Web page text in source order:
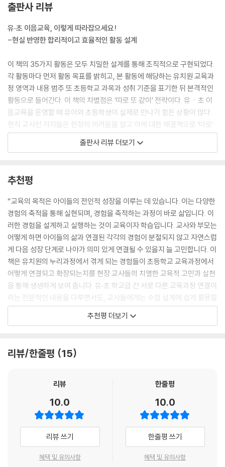
의사소통의 기본이 되는 듣기와 말하기부터, 말놀이, 숫자 인식과 도형, 비
교하기와 규칙성까지, 문해력과 수리력 발달을 돕는 재미있는 활동을 담았
습니다.
2. 마음속에 하나씩, 용기 마이크
3. 안녕, 책상 속 친구들
4. ㄱㄴㄷ 수집가
5. 말놀이 사냥꾼
6. 숫자 숨바꼭질
7. 모양으로 만든 세상
8. 알쏭달쏭 비교 놀이터
신을 소중히 여기고 다른 사람과 더불어 살아가는 방법을 익힐 수 있게 하
였습니다.
1. 자기소개 이음스타그램
2. 감정 무지개
3. 친구랑 우정 놀이터
4. 똑똑똑, 고민 상담소
5. 안녕하세요! 인사 챌린지
6. 서로 존중하는 ‘배리어 프리’
7. 너와 나의 마음을 잇는 협동
9. 고마운 사람들에게 전하는 마음
5부_함께 해결해 나가요
제 상황을 제시하고, 창의적이고 논리적인 사고를 통해 해결해 보는 경험
들을 담았습니다.
1. 꼭꼭 약속해!
2. 자연의 아름다움에 풍덩 빠진 실천가들
3. 우리의, 우리에 의한, 우리를 위한 결정
4. 궁금한 꿀벌!
5. 동물과의 행복한 동행
출판사 리뷰
유·초 이음교육, 이렇게 따라잡으세요!
-현실 반영한 합리적이고 효율적인 활동 설계
이 책의 35가지 활동은 모두 치밀한 설계를 통해 조직적으로 구현되었다.
각 활동마다 먼저 활동 목표를 밝히고, 본 활동에 해당하는 유치원 교육과
정 영역과 내용 범주 또 초등학교 과목과 성취 기준을 표기한 뒤 본격적인
활동으로 들어간다. 이 책의 차별점은 ‘따로 또 같이’ 전략이다. 유ㆍ초 이
음교육을 운영할 때 유아와 초등학생이 실제로 만나기 힘든 상황이 많다.
현직 교사인 저자들은 현장의 어려움을 알고 이에 대한 해결책으로 ‘따로’
활동과 ‘또 같이’ 활동을 구분해, 기관별 상황에 맞추어 운영할 수 있게 했
의 연계성을 철저히 분석해 설계했으므로 따로 활동해도 이음교육을 실행
할 수 있다. ‘또 같이’는 유·초가 만나서 같은 활동에 참여하는 것으로, 공동
의 목표를 달성하기 위한 의견 교환, 역할 분담 등을 경험하며 상호 긍정적
인 관계를 형성하는 활동이다. 이런 설계는 유치원과 초등학교의 경험을
독립적으로 제공하면서도 자연스럽게 연결하여 교류하고 통합하게 해 준
다. 이 밖에도 해시 태그로 활동 키워드를 한눈에 보여 주고, 활동을 통해
아이들의 성장을 확인할 수 있는 대화 내용을 예시로 풀었다. 이후 본 활동
의 내용과 연관된 초등학교 운영과 교과 정보를 상세히 추가하며 활동을
마무리한다.
유·초 이음교육, 모두에게 중요합니다!
-아이, 교사, 학부모가 함께 성장하는 과정
된 활동을 통해 기본 생활 습관과 기초 학습 태도를 배우고 익히며 학업 성
달시키고, 무언가 알려 주는 경험을 통해 성취감과 자기 효능감을 높인다.
또 정해진 교과에 얽매이지 않고 문제를 창의적으로 해결하는 기회를 가질
유치원과 초등학교 교사는 서로 다른 교육과정을 이해하고 연속성 있는 발
달을 고려하면서 제한적인 시야에서 벗어나, 다각적인 관점에서 적절한 지
도 방법과 비계를 설정하는 경험을 통해 교육 전문가로서 지도 역량이 향
출판사 리뷰 더보기
추천평
“교육의 목적은 아이들의 전인적 성장을 이루는 데 있습니다. 이는 다양한
경험의 축적을 통해 실현되며, 경험을 축적하는 과정이 바로 삶입니다. 이
러한 경험을 설계하고 실행하는 것이 교육이자 학습입니다. 교사와 부모는
어떻게 하면 아이들의 삶과 연결된 각각의 경험이 분절되지 않고 자연스럽
게 다음 성장 단계로 나아가 의미 있게 연결될 수 있을지 늘 고민합니다. 이
책은 유치원의 누리과정에서 겪게 되는 경험들이 초등학교 교육과정에서
어떻게 연결되고 확장되는지를 현장 교사들의 치열한 교육적 고민과 실천
을 통해 생생하게 보여 줍니다. 유·초 학교급 간 서로 다른 교육과정 연결이
라는 전문적인 내용을 다루면서도, 교사들에게는 수업 설계에 쉽게 활용할
수 있는 상상력과 아이디어를 제공하고, 부모들에게는 자녀 교육을 위한
작은 실천을 하나씩 해 보는 용기를 줍니다.
잠재력을 최대로 끌어내는 방법을 안내합니다. 책에 제시된 다양한 활동들
유·초 이음교육을 모색하는 선생님들께는 디딤돌이 되어 줄 것입니다. 이
한 탄탄한 기초를 제공할 것임이 분명합니다. 이 책이 학교 현장과 가정에
서 아이들의 성장 과정에 마주치게 되는 많은 물음표들을 ‘아하, 이런 거였
구나!’, ‘이렇게 하면 되겠구나!’ 하는 느낌표로 바꾸어 주리라 확신합니
- 김근호 (마장초등학교 교장)
추천평 더보기
리뷰/한줄평 15
리뷰
10.0
리뷰 쓰기
혜택 및 유의사항
한줄평
10.0
한줄평 쓰기
혜택 및 유의사항